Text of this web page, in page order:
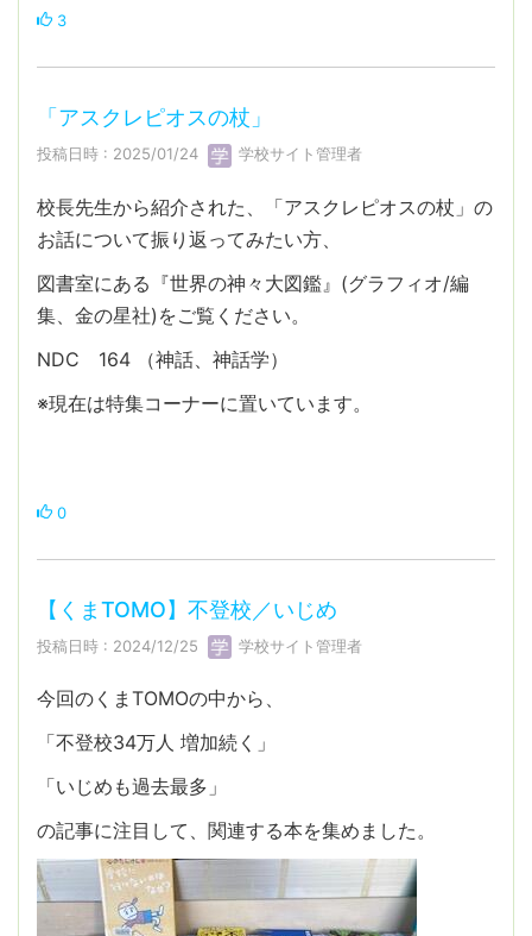
3
「アスクレピオスの杖」
投稿日時 : 2025/01/24 学校サイト管理者
校長先生から紹介された、「アスクレピオスの杖」の
お話について振り返ってみたい方、
図書室にある『世界の神々大図鑑』(グラフィオ/編
集、金の星社)をご覧ください。
NDC 164 （神話、神話学）
※現在は特集コーナーに置いています。
0
【くまTOMO】不登校／いじめ
投稿日時 : 2024/12/25 学校サイト管理者
今回のくまTOMOの中から、
「不登校34万人 増加続く」
「いじめも過去最多」
の記事に注目して、関連する本を集めました。